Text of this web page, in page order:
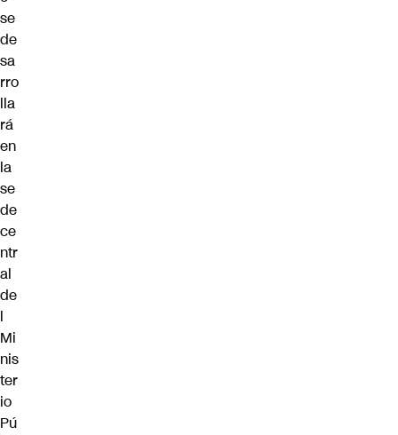
se
de
sa
rro
lla
rá
en
la
se
de
ce
ntr
al
de
l
Mi
nis
ter
io
Pú